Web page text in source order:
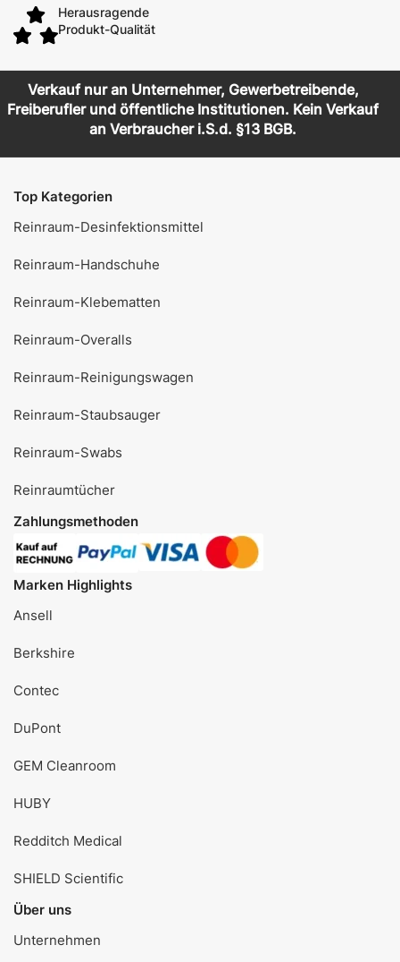
Herausragende
Produkt-Qualität
Verkauf nur an Unternehmer, Gewerbetreibende,
Freiberufler und öffentliche Institutionen. Kein Verkauf
an Verbraucher i.S.d. §13 BGB.
Top Kategorien
Reinraum-Desinfektionsmittel
Reinraum-Handschuhe
Reinraum-Klebematten
Reinraum-Overalls
Reinraum-Reinigungswagen
Reinraum-Staubsauger
Reinraum-Swabs
Reinraumtücher
Zahlungsmethoden
Marken Highlights
Ansell
Berkshire
Contec
DuPont
GEM Cleanroom
HUBY
Redditch Medical
SHIELD Scientific
Über uns
Unternehmen